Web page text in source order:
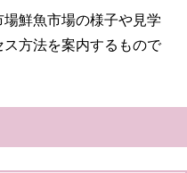
鮮魚市場の様子や見学
方法を案内するもので